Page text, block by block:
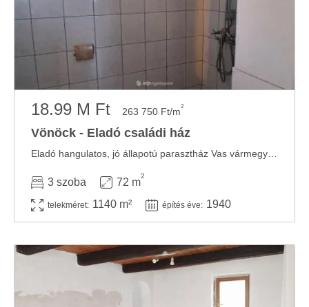
18.99 M Ft 263 750 Ft/m2
Vönöck - Eladó családi ház
3 szoba 72 m
2
telekméret: 1140 m² építés éve: 1940